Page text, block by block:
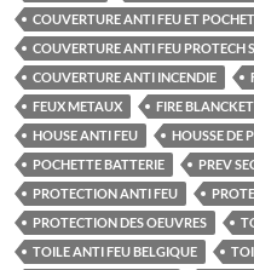
COUVERTURE ANTI FEU ET
COUVERTURE ANTI FEU PROTECH
COUVERTURE ANTI INCENDIE
FEUX METAUX
FIRE
HOUSE ANTI FEU
HOUSSE DE
POCHETTE BATTERIE
PREV
PROTECTION ANTI FEU
PROTECTION DES OEUVRES
TOILE ANTI FEU BELGIQUE